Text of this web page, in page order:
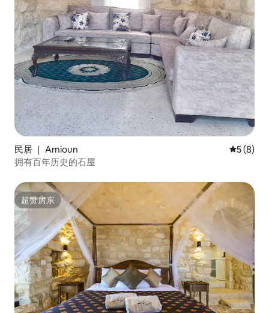
民居 ｜ Amioun 平均评分
5 (8)
拥有百年历史的石屋
超赞房东
超赞房东